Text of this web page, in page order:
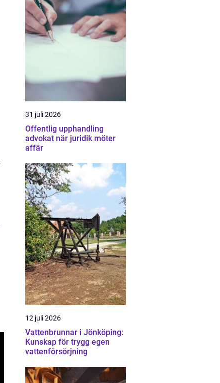
31 juli 2026
Offentlig upphandling
advokat när juridik möter
affär
12 juli 2026
Vattenbrunnar i Jönköping:
Kunskap för trygg egen
vattenförsörjning